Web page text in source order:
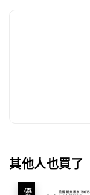
其他人也買了